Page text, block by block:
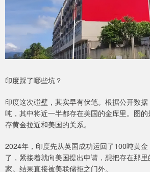
印度踩了哪些坑？
印度这次碰壁，其实早有伏笔。根据公开数
吨，其中将近一半都存在美国的金库里。图
存黄金拉近和美国的关系。
2024年，印度先从英国成功运回了100吨黄
了，紧接着就向美国提出申请，想把存在那
家。结果直接被美联储拒之门外。